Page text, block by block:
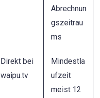
Abrechnun
gszeitrau
ms
Direkt bei
waipu.tv
Mindestla
ufzeit
meist 12